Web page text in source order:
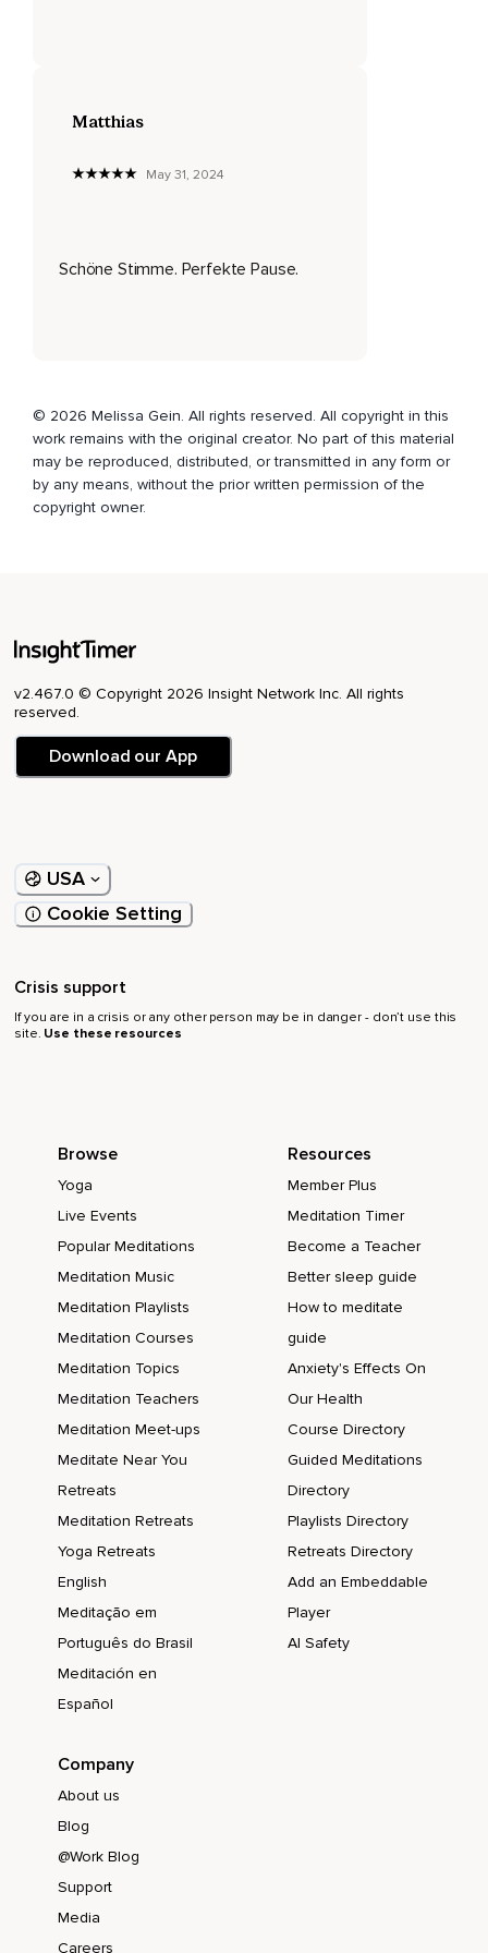
Ein und aus.
Dann blicke positiv auf die nächsten Stunden Deiner Arbeit
und versuch,
Jede Handlung bewusst voller Achtsamkeit und mit ganz viel
Ruhe zu erledigen.
Streck Dich und reck Dich.
Mach Dich langsam bereit,
Diese Übung zu beenden.
Dann nimm Dir vielleicht nochmal einen Schluck Wasser oder
Und bleib achtsam.
Alles zu seiner Zeit.
Matthias
May 31, 2024
Schöne Stimme. Perfekte Pause.
© 2026 Melissa Gein. All rights reserved. All copyright in this
work remains with the original creator. No part of this material
may be reproduced, distributed, or transmitted in any form or
by any means, without the prior written permission of the
copyright owner.
v2.467.0 © Copyright 2026 Insight Network Inc. All rights
reserved.
Download our App
USA
Cookie Setting
Crisis support
If you are in a crisis or any other person may be in danger - don’t use this
site. Use these resources
Browse
Yoga
Live Events
Popular Meditations
Meditation Music
Meditation Playlists
Meditation Courses
Meditation Topics
Meditation Teachers
Meditation Meet-ups
Meditate Near You
Retreats
Meditation Retreats
Yoga Retreats
English
Meditação em
Português do Brasil
Meditación en
Español
Resources
Member Plus
Meditation Timer
Become a Teacher
Better sleep guide
How to meditate
guide
Anxiety's Effects On
Our Health
Course Directory
Guided Meditations
Directory
Playlists Directory
Retreats Directory
Add an Embeddable
Player
AI Safety
Company
About us
Blog
@Work Blog
Support
Media
Careers